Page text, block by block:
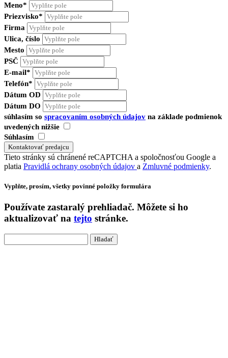
Meno*
Priezvisko*
Firma
Ulica, číslo
Mesto
PSČ
E-mail*
Telefón*
Dátum OD
Dátum DO
súhlasím so spracovaním osobných údajov na základe podmienok
uvedených nižšie
Súhlasím
Tieto stránky sú chránené reCAPTCHA a spoločnosťou Google a
platia Pravidlá ochrany osobných údajov a Zmluvné podmienky.
Vyplňte, prosím, všetky povinné položky formulára
Používate zastaralý prehliadač. Môžete si ho
aktualizovať na tejto stránke.